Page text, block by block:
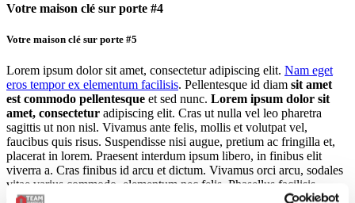
Votre maison clé sur porte #4
Votre maison clé sur porte #5
Lorem ipsum dolor sit amet, consectetur adipiscing elit. Nam eget
eros tempor ex elementum facilisis. Pellentesque id diam sit amet
est commodo pellentesque et sed nunc. Lorem ipsum dolor sit
amet, consectetur adipiscing elit. Cras ut nulla vel leo pharetra
sagittis ut non nisl. Vivamus ante felis, mollis et volutpat vel,
faucibus quis risus. Suspendisse nisi augue, pretium ac fringilla et,
placerat in lorem. Praesent interdum ipsum libero, in finibus elit
viverra a. Cras finibus id arcu et dictum. Vivamus orci arcu, sodales
vitae varius commodo, elementum nec felis. Phasellus facilisis
dignissim dui a cursus. In non odio ipsum. Cras id quam augue.